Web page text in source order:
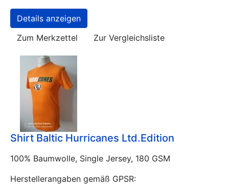
Details anzeigen
Zum Merkzettel
Zur Vergleichsliste
Shirt Baltic Hurricanes Ltd.Edition
100% Baumwolle, Single Jersey, 180 GSM
Herstellerangaben gemäß GPSR: